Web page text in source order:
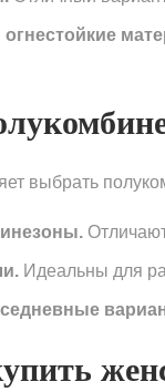
огнестойкие
выбрать
Идеальны для